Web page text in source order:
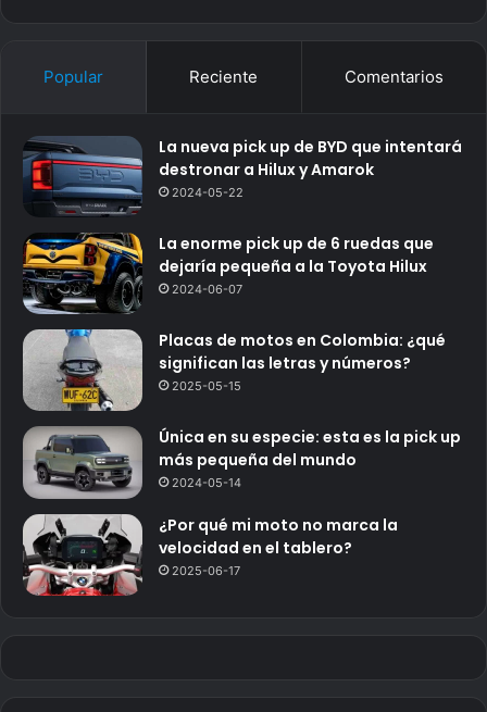
Popular Reciente Comentarios
La nueva pick up de BYD que intentará
destronar a Hilux y Amarok
2024-05-22
La enorme pick up de 6 ruedas que
dejaría pequeña a la Toyota Hilux
2024-06-07
Placas de motos en Colombia: ¿qué
significan las letras y números?
2025-05-15
Única en su especie: esta es la pick up
más pequeña del mundo
2024-05-14
¿Por qué mi moto no marca la
velocidad en el tablero?
2025-06-17